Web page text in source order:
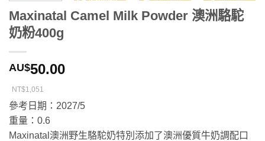
Maxinatal Camel Milk Powder 澳洲駱駝
奶粉400g
AU$50.00
NT$1,051
參考日期：2027/5
重量：0.6
Maxinatal澳洲野生駱駝奶特別添加了澳洲優質牛奶調配口